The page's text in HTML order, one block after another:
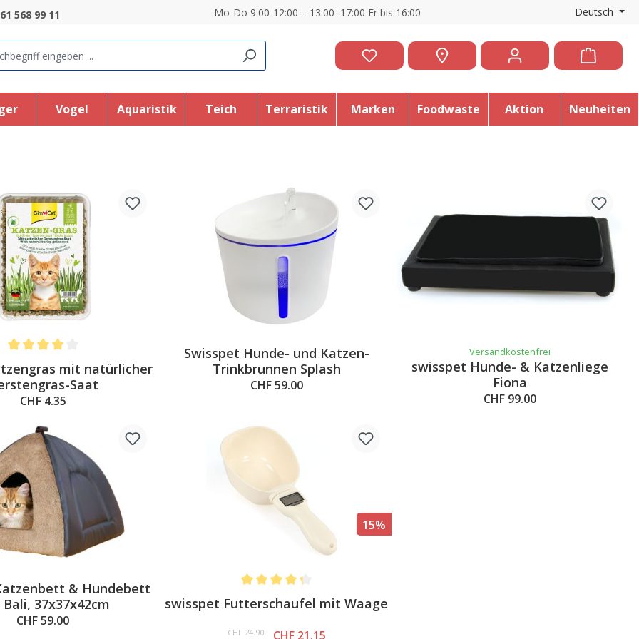
568 99 11 Mo-Do 9:00-12:00 – 13:00–17:00 Fr bis 16:00 Deutsch
Vogel Aquaristik Teich Terraristik Marken Foodwaste Aktion Neuheiten
mit natürlicher
Saat
CHF 4.35
Swisspet Hunde- und Katzen-
Trinkbrunnen Splash
CHF 59.00
Versandkostenfrei
swisspet Hunde- & Katzenliege
Fiona
CHF 99.00
& Hundebett
37x37x42cm
CHF 59.00
15%
Average rating of 4.2 out of 5 stars
swisspet Futterschaufel mit Waage
CHF 24.90 CHF 21.15